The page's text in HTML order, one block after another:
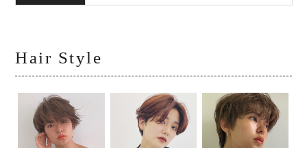
Hair Style